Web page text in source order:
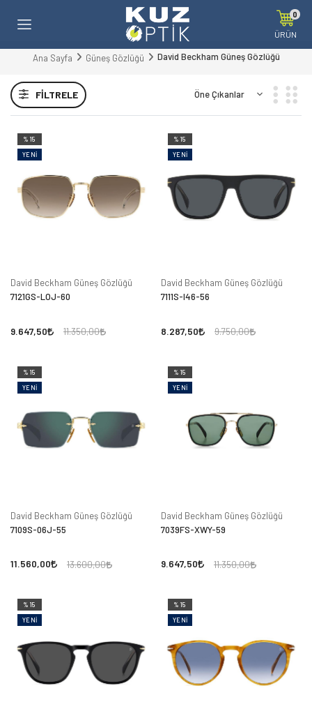
0
ÜRÜN
Ana Sayfa Güneş Gözlüğü David Beckham Güneş Gözlüğü
FILTRELE
%15
YENI
David Beckham Güneş Gözlüğü
7121GS-LOJ-60
9.647,50 11.350,00
%15
YENI
David Beckham Güneş Gözlüğü
7111S-I46-56
8.287,50 9.750,00
%15
YENI
David Beckham Güneş Gözlüğü
7109S-06J-55
11.560,00 13.600,00
%15
YENI
David Beckham Güneş Gözlüğü
7039FS-XWY-59
9.647,50 11.350,00
%15
YENI
%15
YENI